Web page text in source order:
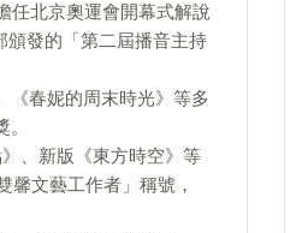
任北京奧運會開幕式解說
頒發的「第二屆播音主持
《春妮的周末時光》等多
、新版《東方時空》等
馨文藝工作者」稱號，